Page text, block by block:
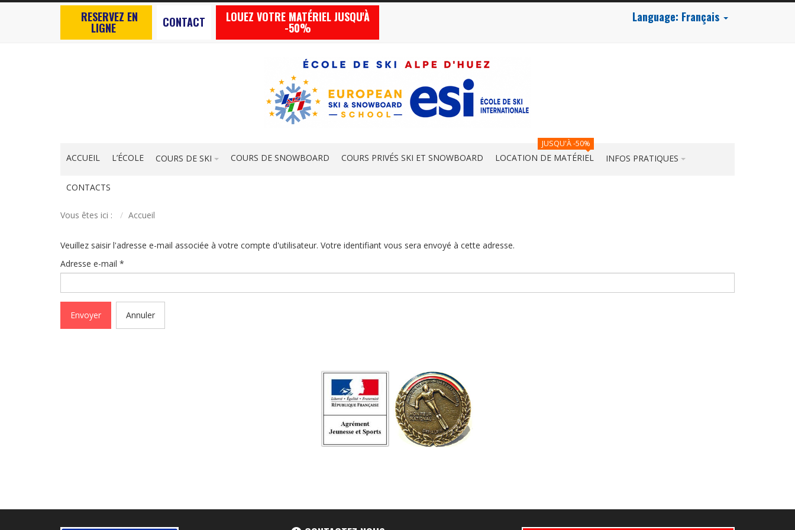
RESERVEZ EN
LIGNE CONTACT LOUEZ VOTRE MATÉRIEL JUSQU'À
-50%
Language: Français
ACCUEIL L’ÉCOLE COURS DE SKI COURS DE SNOWBOARD COURS PRIVÉS SKI ET SNOWBOARD LOCATION DE MATÉRIEL
JUSQU'À -50%
INFOS PRATIQUES
CONTACTS
Vous êtes ici : Accueil
Veuillez saisir l'adresse e-mail associée à votre compte d'utilisateur. Votre identifiant vous sera envoyé à cette adresse.
Adresse e-mail *
Envoyer Annuler